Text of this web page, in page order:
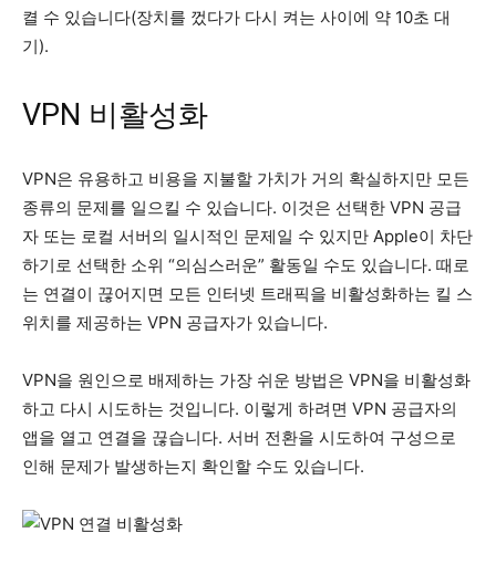
켤 수 있습니다(장치를 껐다가 다시 켜는 사이에 약 10초 대
기).
VPN 비활성화
VPN은 유용하고 비용을 지불할 가치가 거의 확실하지만 모든
종류의 문제를 일으킬 수 있습니다. 이것은 선택한 VPN 공급
자 또는 로컬 서버의 일시적인 문제일 수 있지만 Apple이 차단
하기로 선택한 소위 “의심스러운” 활동일 수도 있습니다. 때로
는 연결이 끊어지면 모든 인터넷 트래픽을 비활성화하는 킬 스
위치를 제공하는 VPN 공급자가 있습니다.
VPN을 원인으로 배제하는 가장 쉬운 방법은 VPN을 비활성화
하고 다시 시도하는 것입니다. 이렇게 하려면 VPN 공급자의
앱을 열고 연결을 끊습니다. 서버 전환을 시도하여 구성으로
인해 문제가 발생하는지 확인할 수도 있습니다.